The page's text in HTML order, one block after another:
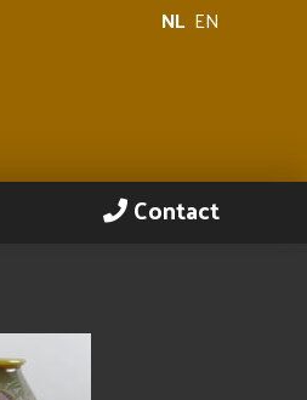
NL EN
Contact